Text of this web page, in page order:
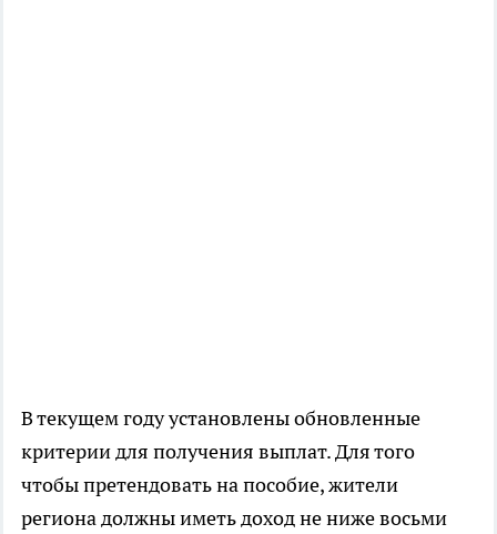
В текущем году установлены обновленные
критерии для получения выплат. Для того
чтобы претендовать на пособие, жители
региона должны иметь доход не ниже восьми